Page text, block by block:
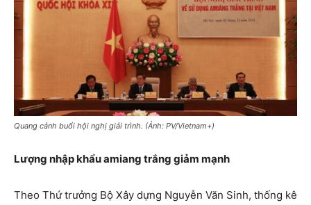
Quang cảnh buổi hội nghị giải trình. (Ảnh: PV/Vietnam+)
Lượng nhập khẩu amiang trắng giảm mạnh
Theo Thứ trưởng Bộ Xây dựng Nguyễn Văn Sinh, thống kê